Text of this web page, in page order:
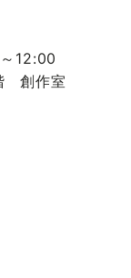
12:00
創作室